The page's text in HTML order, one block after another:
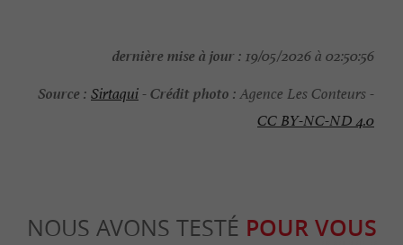
dernière mise à jour : 19/05/2026 à 02:50:56
Source : Sirtaqui-Crédit photo :Agence Les Conteurs -
CC BY-NC-ND 4.0
NOUS AVONS TESTÉ POUR VOUS